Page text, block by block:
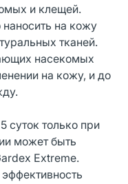
и клещей.
на кожу
тканей.
насекомых
на кожу, и до
суток только при
может быть
Extreme.